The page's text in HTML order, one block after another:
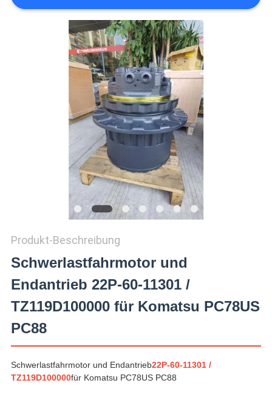
REFERENZEN
SITEMAP
DATENSCHUTZ-
BESTIMMUNGEN
Produkt-Beschreibung
Schwerlastfahrmotor und
Endantrieb 22P-60-11301 /
TZ119D100000 für Komatsu PC78US
PC88
Schwerlastfahrmotor und Endantrieb22P-60-11301 /
TZ119D100000für Komatsu PC78US PC88